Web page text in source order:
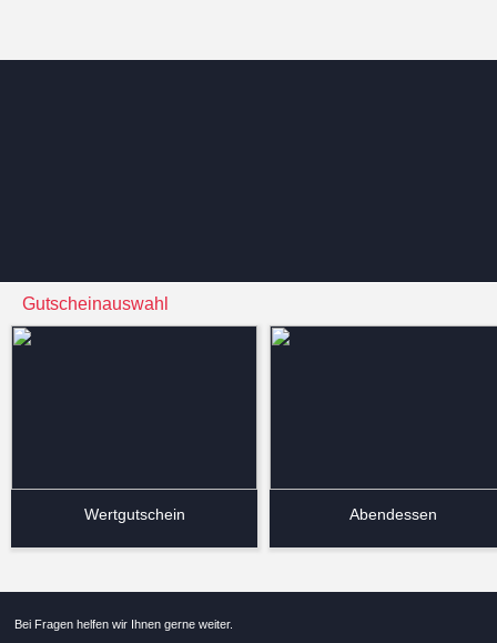
Gutscheinauswahl
Wertgutschein Abendessen
Bei Fragen helfen wir Ihnen gerne weiter.